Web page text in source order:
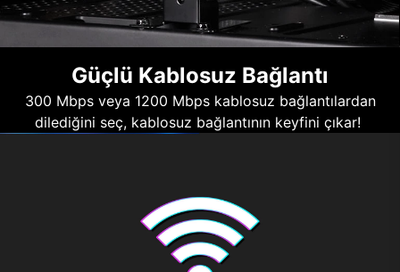
Güçlü Kablosuz Bağlantı
300 Mbps veya 1200 Mbps kablosuz bağlantılardan
dilediğini seç, kablosuz bağlantının keyfini çıkar!